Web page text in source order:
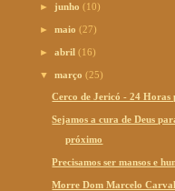
► junho(10)
►maio(27)
►abril(16)
▼março(25)
Cerco de Jericó - 24 Horas
Sejamos a cura de Deus
próximo
Precisamos ser mansos e
Morre Dom Marcelo